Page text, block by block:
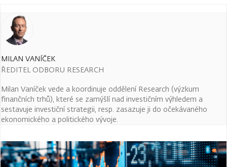
MILAN VANÍČEK
ŘEDITEL ODBORU RESEARCH
Milan Vaníček vede a koordinuje oddělení Research (výzkum
finančních trhů), které se zamýšlí nad investičním výhledem a
sestavuje investiční strategii, resp. zasazuje ji do očekávaného
ekonomického a politického vývoje.